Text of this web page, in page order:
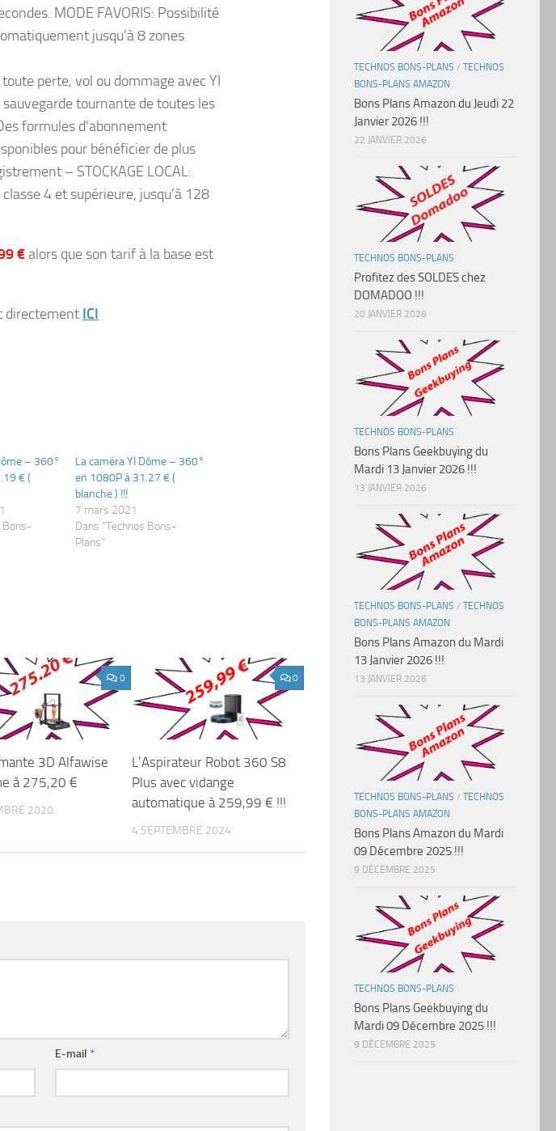
MODE FAVORIS: Possibilité
jusqu’à 8 zones
perte, vol ou dommage avec YI
sauvegarde tournante de toutes les
formules d’abonnement
pour bénéficier de plus
– STOCKAGE LOCAL:
4 et supérieure, jusqu’à 128
€alors que son tarif à la base est
directement ICI
– 360°
€ (
Bons-
La caméra YI Dôme – 360°
en 1080P à 31.27 € (
blanche ) !!!
7 mars 2021
Dans "Technos Bons-
Plans"
0
3D Alfawise
à 275,20 €
2020
0
L’Aspirateur Robot 360 S8
Plus avec vidange
automatique à 259,99 € !!!
4 SEPTEMBRE 2024
E-mail*
TECHNOS BONS-PLANS / TECHNOS
BONS-PLANS AMAZON
Bons Plans Amazon du Jeudi 22
Janvier 2026 !!!
22 JANVIER 2026
TECHNOS BONS-PLANS
Profitez des SOLDES chez
DOMADOO !!!
20 JANVIER 2026
TECHNOS BONS-PLANS
Bons Plans Geekbuying du
Mardi 13 Janvier 2026 !!!
13 JANVIER 2026
TECHNOS BONS-PLANS / TECHNOS
BONS-PLANS AMAZON
Bons Plans Amazon du Mardi
13 Janvier 2026 !!!
13 JANVIER 2026
TECHNOS BONS-PLANS / TECHNOS
BONS-PLANS AMAZON
Bons Plans Amazon du Mardi
09 Décembre 2025 !!!
9 DÉCEMBRE 2025
TECHNOS BONS-PLANS
Bons Plans Geekbuying du
Mardi 09 Décembre 2025 !!!
9 DÉCEMBRE 2025